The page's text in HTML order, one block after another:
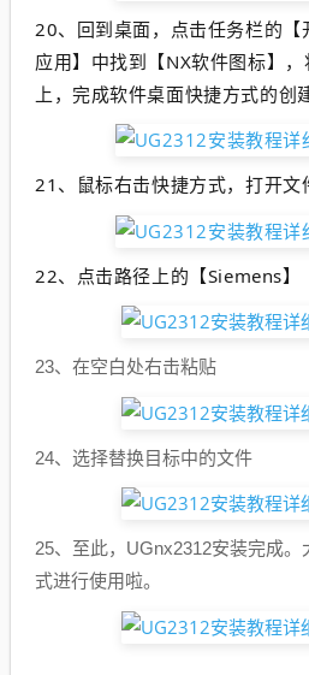
20、 回到桌面，点击任务栏的
应用】中找到【NX软件图标】
上，完成软件桌面快捷方式的创
21、鼠标右击快捷方式，打开文
22、 点击路径上的【Siemens
23、在空白处右击粘贴
24、选择替换目标中的文件
25、至此，UGnx2312安装完成
式进行使用啦。